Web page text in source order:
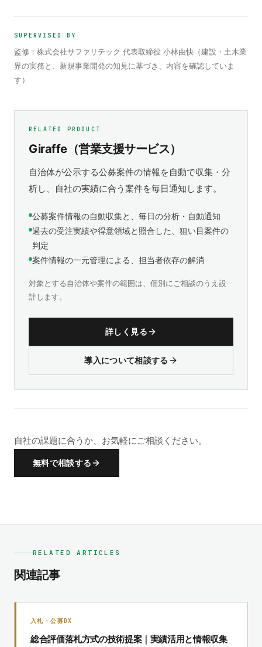
SUPERVISED BY
監修：株式会社サファリテック 代表取締役 小林由快（建設・土木業
界の実務と、新規事業開発の知見に基づき、内容を確認していま
す）
RELATED PRODUCT
Giraffe（営業支援サービス）
自治体が公示する公募案件の情報を自動で収集・分
析し、自社の実績に合う案件を毎日通知します。
公募案件情報の自動収集と、毎日の分析・自動通知
過去の受注実績や得意領域と照合した、狙い目案件の
判定
案件情報の一元管理による、担当者依存の解消
対象とする自治体や案件の範囲は、個別にご相談のうえ設
計します。
詳しく見る
導入について相談する
自社の課題に合うか、お気軽にご相談ください。
無料で相談する
RELATED ARTICLES
関連記事
入札・公募DX
総合評価落札方式の技術提案｜実績活用と情報収集